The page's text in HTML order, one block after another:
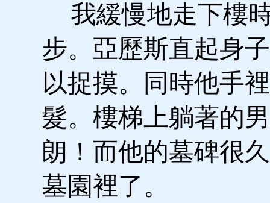
我緩慢地走下樓
步。亞歷斯直起身
以捉摸。同時他手
髮。樓梯上躺著的
朗！而他的墓碑很
墓園裡了。